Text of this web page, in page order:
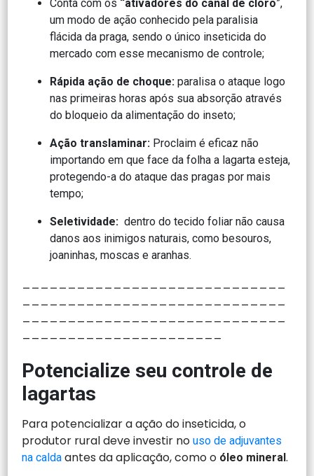
Conta com os “ativadores do canal de cloro”,
um modo de ação conhecido pela paralisia
flácida da praga, sendo o único inseticida do
mercado com esse mecanismo de controle;
Rápida ação de choque:paralisa o ataque logo
nas primeiras horas após sua absorção através
do bloqueio da alimentação do inseto;
Ação translaminar: Proclaim é eficaz não
importando em que face da folha a lagarta esteja,
protegendo-a do ataque das pragas por mais
tempo;
Seletividade: dentro do tecido foliar não causa
danos aos inimigos naturais, como besouros,
joaninhas, moscas e aranhas.
Potencialize seu controle de
lagartas
Para potencializar a ação do inseticida, o
produtor rural deve investir nouso de adjuvantes
na calda antes da aplicação, como o óleo mineral.